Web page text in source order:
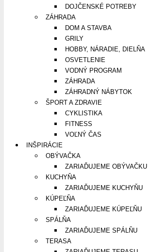
DOJČENSKÉ POTREBY
ZÁHRADA
DOM A STAVBA
GRILY
HOBBY, NÁRADIE, DIELŇA
OSVETLENIE
VODNÝ PROGRAM
ZÁHRADA
ZÁHRADNÝ NÁBYTOK
ŠPORT A ZDRAVIE
CYKLISTIKA
FITNESS
VOĽNÝ ČAS
INŠPIRÁCIE
OBÝVAČKA
ZARIAĎUJEME OBÝVAČKU
KUCHYŇA
ZARIAĎUJEME KUCHYŇU
KÚPEĽŇA
ZARIAĎUJEME KÚPEĽŇU
SPÁLŇA
ZARIAĎUJEME SPÁLŇU
TERASA